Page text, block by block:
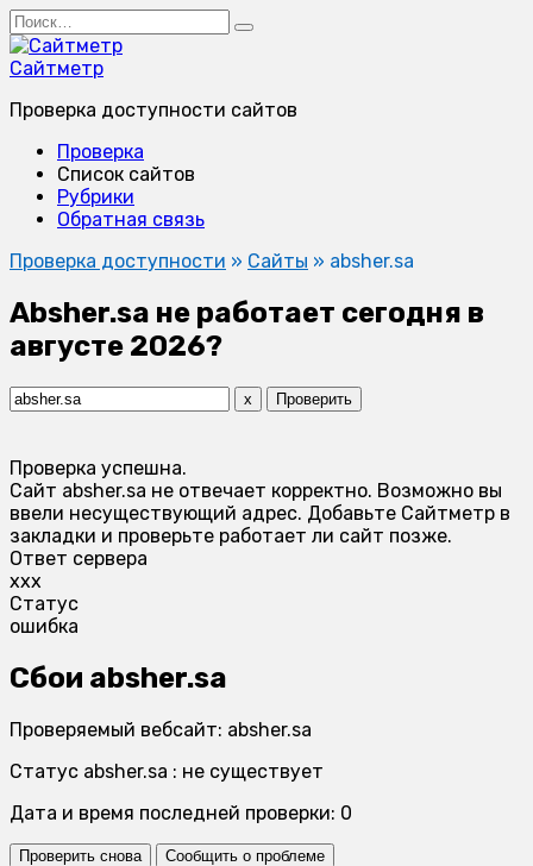
Перейти
к
содержанию
Search
for:
Сайтметр
Проверка доступности сайтов
Проверка
Список сайтов
Рубрики
Обратная связь
Проверка доступности » Сайты » absher.sa
Absher.sa не работает сегодня в
августе 2026?
x Проверить
Проверка успешна.
Сайт absher.sa не отвечает корректно. Возможно вы
ввели несуществующий адрес. Добавьте Сайтметр в
закладки и проверьте работает ли сайт позже.
Ответ сервера
xxx
Статус
ошибка
Сбои absher.sa
Проверяемый вебсайт: absher.sa
Статус absher.sa : не существует
Дата и время последней проверки: 0
Проверить снова Сообщить о проблеме